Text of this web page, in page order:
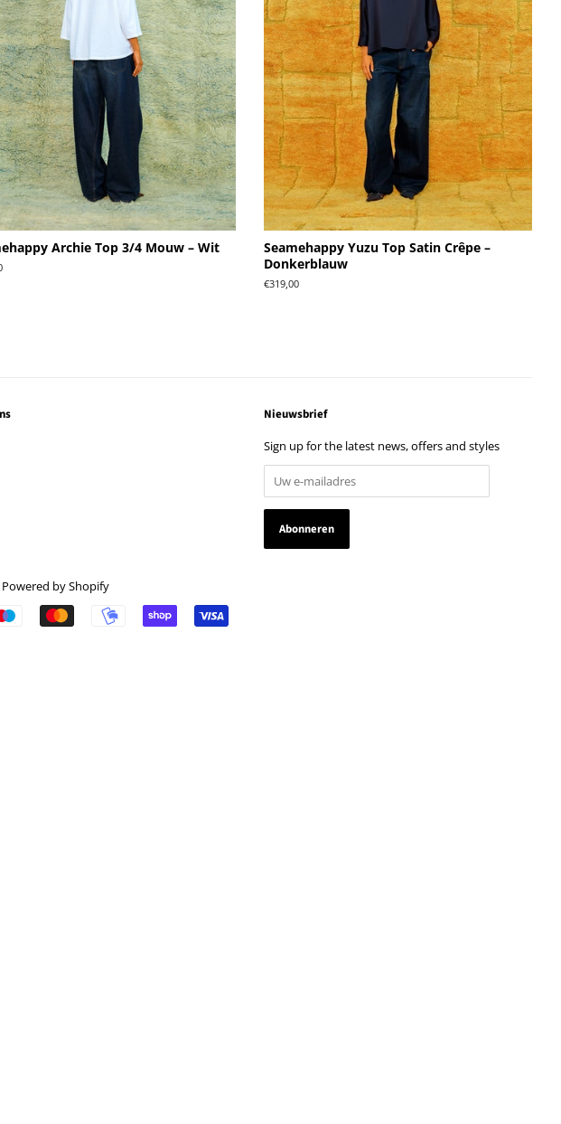
Archie Top 3/4 Mouw – Wit
Seamehappy Yuzu Top Satin Crêpe –
Donkerblauw
Normale
€319,00
Nieuwsbrief
Sign up for the latest news, offers and styles
Powered by Shopify